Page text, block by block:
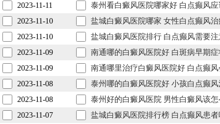
2023-11-11
泰州看白癜风医院哪家好 白点癫风
2023-11-10
盐城白癜风医院哪家 女性白点癫风
2023-11-10
盐城白癜风医院排行 白点癫风需要注
2023-11-09
南通哪的白癜风医院好 白斑病早期症
2023-11-09
南通哪里治疗白癜风医院好 白点癫
2023-11-08
泰州哪的白癜风医院好 小孩白点癫风
2023-11-08
泰州好的白癜风医院 男性白癜风该怎
2023-11-07
盐城白癜风医院排行榜 白点癫风患